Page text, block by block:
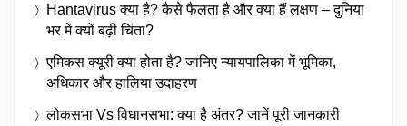
Hantavirus क्या है? कैसे फैलता है और क्या हैं लक्षण – दुनिया
भर में क्यों बढ़ी चिंता?
एमिकस क्यूरी क्या होता है? जानिए न्यायपालिका में भूमिका,
अधिकार और हालिया उदाहरण
लोकसभा Vs विधानसभा: क्या है अंतर? जानें पूरी जानकारी